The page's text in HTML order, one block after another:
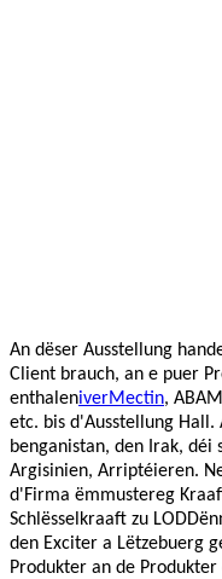
An dëser Ausstellung
Client brauch, an e puer
enthaleniverMectin,
etc. bis d'Ausstellung
benganistan, den Irak, déi
Argisinien, Arriptéieren.
d'Firma ëmmustereg
Schlësselkraaft zu
den Exciter a Lëtzebuerg
Produkter an de